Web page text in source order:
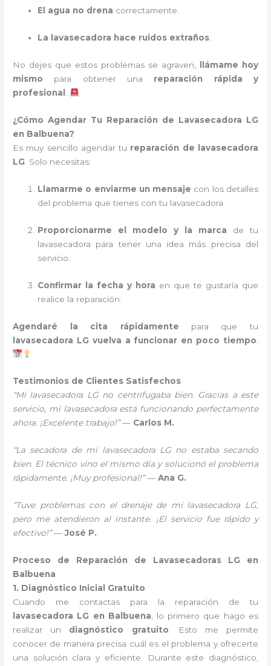
El agua no drena correctamente.
La lavasecadora hace ruidos extraños.
No dejes que estos problemas se agraven,
llámame hoy
mismo para obtener una reparación rápida y
profesional
¿Cómo Agendar Tu Reparación de Lavasecadora LG
en Balbuena?
Es muy sencillo agendar tu reparación de lavasecadora
LG . Solo necesitas:
Llamarme o enviarme un mensaje con los detalles
del problema que tienes con tu lavasecadora.
Proporcionarme el modelo y la marca de tu
lavasecadora para tener una idea más precisa del
servicio.
Confirmar la fecha y hora en que te gustaría que
realice la reparación.
Agendaré la cita rápidamente para que tu
lavasecadora LG vuelva a funcionar en poco tiempo
Testimonios de Clientes Satisfechos
“Mi lavasecadora LG no centrifugaba bien. Gracias a este
servicio, mi lavasecadora está funcionando perfectamente
ahora. ¡Excelente trabajo!”— Carlos M.
“La secadora de mi lavasecadora LG no estaba secando
bien. El técnico vino el mismo día y solucionó el problema
rápidamente. ¡Muy profesional!”—Ana G.
“Tuve problemas con el drenaje de mi lavasecadora LG,
pero me atendieron al instante. ¡El servicio fue rápido y
efectivo!”—José P.
Proceso de Reparación de Lavasecadoras LG en
Balbuena
1. Diagnóstico Inicial Gratuito
Cuando me contactas para la reparación de tu
lavasecadora LG en Balbuena , lo primero que hago es
realizar un diagnóstico gratuito . Esto me permite
conocer de manera precisa cuál es el problema y ofrecerte
una solución clara y eficiente. Durante este diagnóstico,